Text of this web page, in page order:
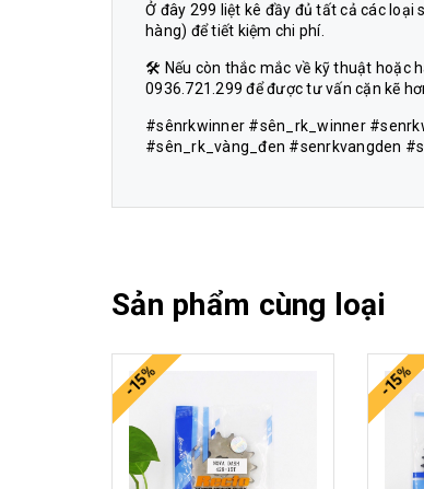
Ở đây 299 liệt kê đầy đủ tất cả các loại
hàng) để tiết kiệm chi phí.
🛠 Nếu còn thắc mắc về kỹ thuật hoặc
0936.721.299 để được tư vấn cặn kẽ
#sênrkwinner #sên_rk_winner
#sên_rk_vàng_đen #senrkvangden
Sản phẩm cùng loại
-15% -15%